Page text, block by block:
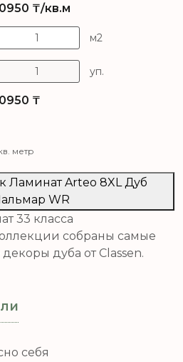
₸/кв.м
м2
уп.
₸
метр
Ламинат Arteo 8XL Дуб
WR
33 класса
собраны самые
дуба от Classen.
себя